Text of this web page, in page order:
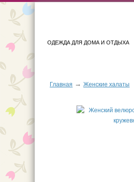
ОДЕЖДА ДЛЯ ДОМА И ОТДЫХА
Главная → Женские халаты